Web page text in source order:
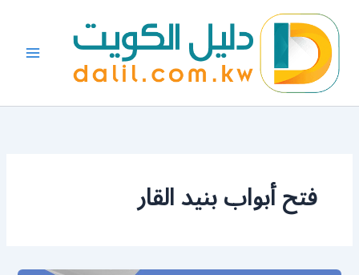
المحتوى
فتح أبواب بنيد القار